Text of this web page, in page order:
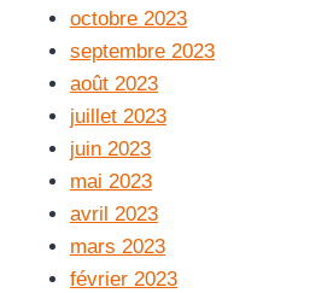
octobre 2023
septembre 2023
août 2023
juillet 2023
juin 2023
mai 2023
avril 2023
mars 2023
février 2023